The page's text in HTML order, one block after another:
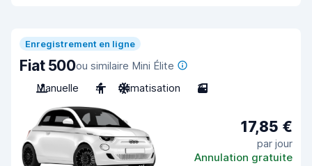
Enregistrement en ligne
Fiat 500ou similaire Mini Élite
Manuelle
4 Climatisation 3
17,85 €
par jour
Annulation gratuite